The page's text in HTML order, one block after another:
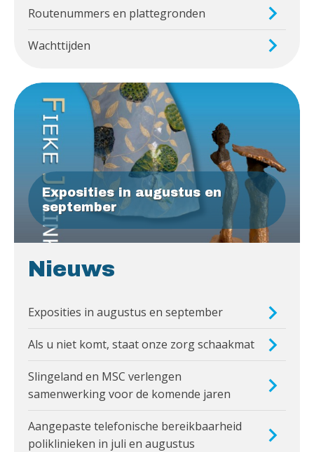
Routenummers en plattegronden
Wachttijden
Exposities in augustus en
september
Nieuws
Exposities in augustus en september
Als u niet komt, staat onze zorg schaakmat
Slingeland en MSC verlengen
samenwerking voor de komende jaren
Aangepaste telefonische bereikbaarheid
poliklinieken in juli en augustus